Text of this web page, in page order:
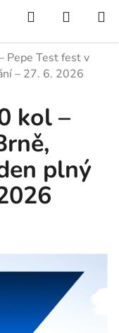
Hledat
KOŠÍK
Pepe Test fest v
– 27. 6. 2026
kol –
plný